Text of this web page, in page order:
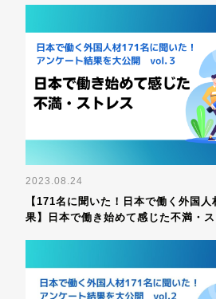
2023.08.24
【171名に聞いた！日本で働く外国
果】日本で働き始めて感じた不満・